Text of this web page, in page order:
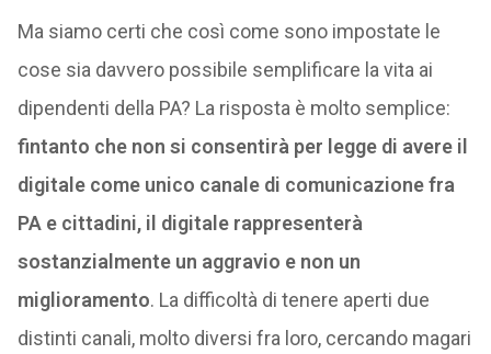
Ma siamo certi che così come sono impostate le
cose sia davvero possibile semplificare la vita ai
dipendenti della PA? La risposta è molto semplice:
fintanto che non si consentirà per legge di avere il
digitale come unico canale di comunicazione fra
PA e cittadini, il digitale rappresenterà
sostanzialmente un aggravio e non un
miglioramento. La difficoltà di tenere aperti due
distinti canali, molto diversi fra loro, cercando magari